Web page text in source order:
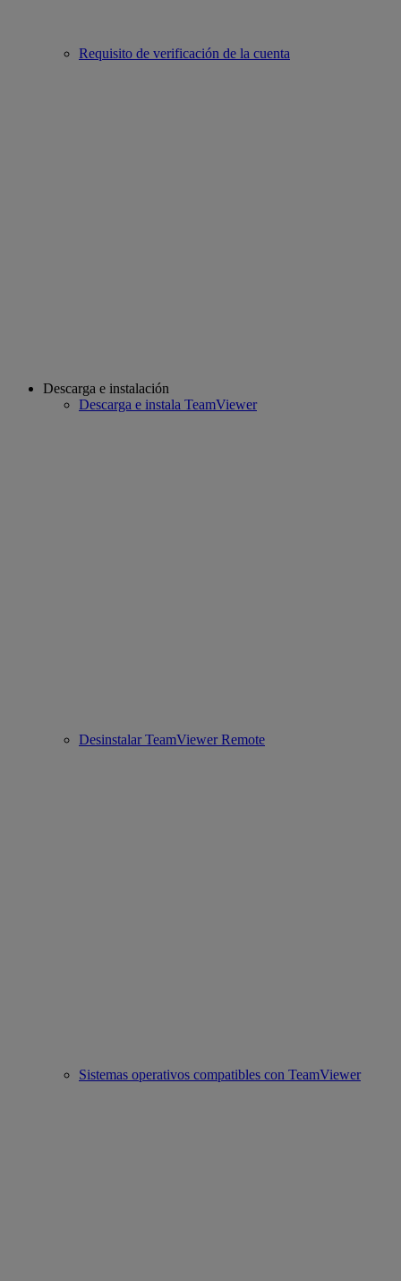
Requisito de verificación de la cuenta
Descarga e instalación
Descarga e instala TeamViewer
Desinstalar TeamViewer Remote
Sistemas operativos compatibles con TeamViewer